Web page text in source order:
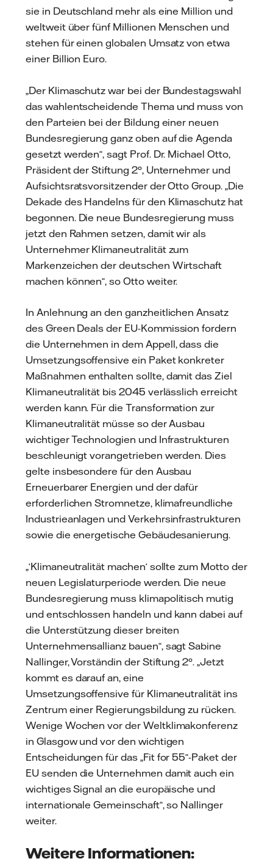
sie in Deutschland mehr als eine Million und
weltweit über fünf Millionen Menschen und
stehen für einen globalen Umsatz von etwa
einer Billion Euro.
„Der Klimaschutz war bei der Bundestagswahl
das wahlentscheidende Thema und muss von
den Parteien bei der Bildung einer neuen
Bundesregierung ganz oben auf die Agenda
gesetzt werden“, sagt Prof. Dr. Michael Otto,
Präsident der Stiftung 2°, Unternehmer und
Aufsichtsratsvorsitzender der Otto Group. „Die
Dekade des Handelns für den Klimaschutz hat
begonnen. Die neue Bundesregierung muss
jetzt den Rahmen setzen, damit wir als
Unternehmer Klimaneutralität zum
Markenzeichen der deutschen Wirtschaft
machen können“, so Otto weiter.
In Anlehnung an den ganzheitlichen Ansatz
des Green Deals der EU-Kommission fordern
die Unternehmen in dem Appell, dass die
Umsetzungsoffensive ein Paket konkreter
Maßnahmen enthalten sollte, damit das Ziel
Klimaneutralität bis 2045 verlässlich erreicht
werden kann. Für die Transformation zur
Klimaneutralität müsse so der Ausbau
wichtiger Technologien und Infrastrukturen
beschleunigt vorangetrieben werden. Dies
gelte insbesondere für den Ausbau
Erneuerbarer Energien und der dafür
erforderlichen Stromnetze, klimafreundliche
Industrieanlagen und Verkehrsinfrastrukturen
sowie die energetische Gebäudesanierung.
„‘Klimaneutralität machen‘ sollte zum Motto der
neuen Legislaturperiode werden. Die neue
Bundesregierung muss klimapolitisch mutig
und entschlossen handeln und kann dabei auf
die Unterstützung dieser breiten
Unternehmensallianz bauen“, sagt Sabine
Nallinger, Vorständin der Stiftung 2°. „Jetzt
kommt es darauf an, eine
Umsetzungsoffensive für Klimaneutralität ins
Zentrum einer Regierungsbildung zu rücken.
Wenige Wochen vor der Weltklimakonferenz
in Glasgow und vor den wichtigen
Entscheidungen für das „Fit for 55“-Paket der
EU senden die Unternehmen damit auch ein
wichtiges Signal an die europäische und
internationale Gemeinschaft“, so Nallinger
weiter.
Weitere Informationen: